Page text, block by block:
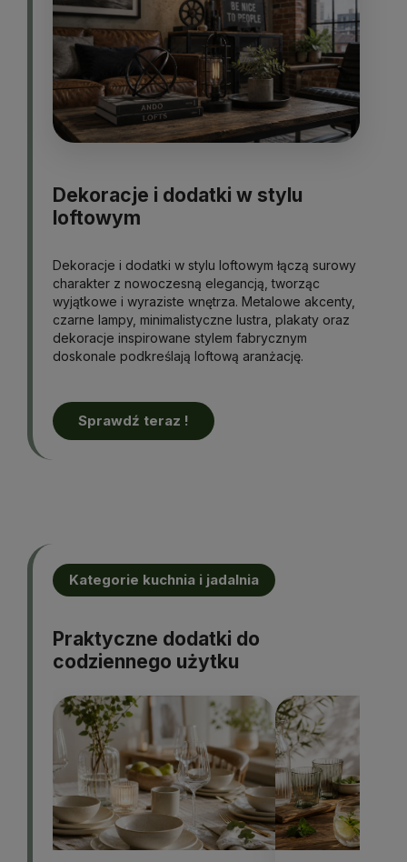
Dekoracje i dodatki w stylu
loftowym
Dekoracje i dodatki w stylu loftowym łączą surowy
charakter z nowoczesną elegancją, tworząc
wyjątkowe i wyraziste wnętrza. Metalowe akcenty,
czarne lampy, minimalistyczne lustra, plakaty oraz
dekoracje inspirowane stylem fabrycznym
doskonale podkreślają loftową aranżację.
Sprawdź teraz !
Kategorie kuchnia i jadalnia
Praktyczne dodatki do
codziennego użytku